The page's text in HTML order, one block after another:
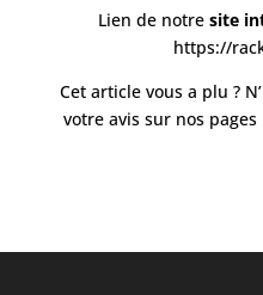
Lien de notresite
https://
Cet article vous a plu ?
votre avis sur nos pages